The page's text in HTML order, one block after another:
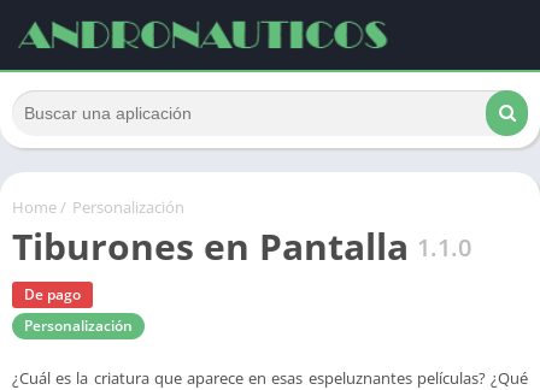
Home/ Personalización
Tiburones en Pantalla 1.1.0
De pago
Personalización
¿Cuál es la criatura que aparece en esas espeluznantes películas? ¿Qué